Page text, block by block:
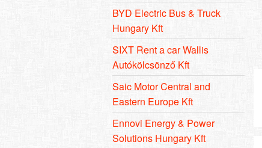
BYD Electric Bus & Truck
Hungary Kft
SIXT Rent a car Wallis
Autókölcsönző Kft
Saic Motor Central and
Eastern Europe Kft
Ennovi Energy & Power
Solutions Hungary Kft